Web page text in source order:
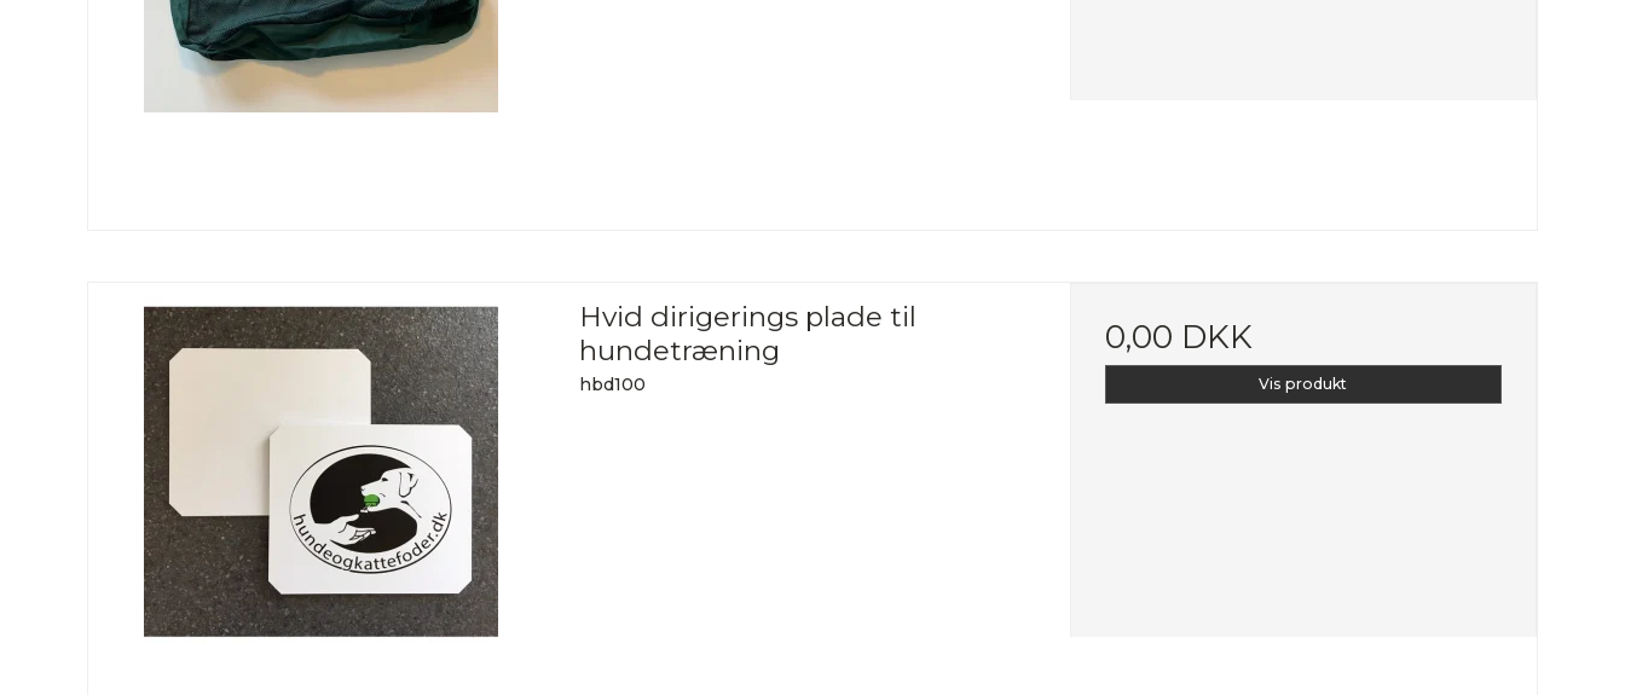
Hvid dirigerings plade til
hundetræning
hbd100
0,00 DKK
Vis produkt